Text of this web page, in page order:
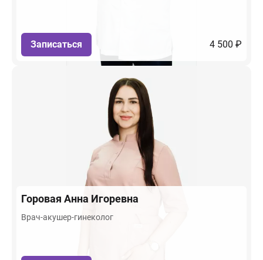
Записаться 4 500 ₽
Горовая Анна Игоревна
Врач-акушер-гинеколог